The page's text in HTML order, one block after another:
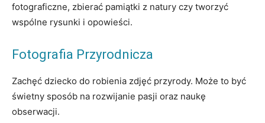
fotograficzne, zbierać pamiątki z natury czy tworzyć
wspólne rysunki i opowieści.
Fotografia Przyrodnicza
Zachęć dziecko do robienia zdjęć przyrody. Może to być
świetny sposób na rozwijanie pasji oraz naukę
obserwacji.